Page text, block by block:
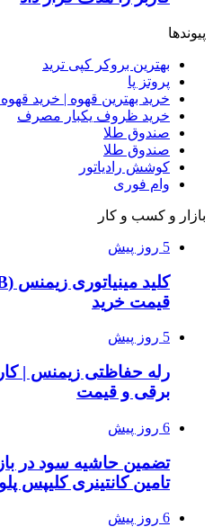
پیوندها
بهترین بروکر کپی ترید
پروتز پا
خرید بهترین قهوه | خرید
خرید ظروف یکبار مصرف
صندوق طلا
صندوق طلا
کوشش رادیاتور
وام فوری
بازار و کسب و کار
5 روز پیش
قیمت خرید
5 روز پیش
رله حفاظتی زیمنس |
برقی و قیمت
6 روز پیش
تضمین حاشیه سود در
تامین کانتینری کلیپس
6 روز پیش